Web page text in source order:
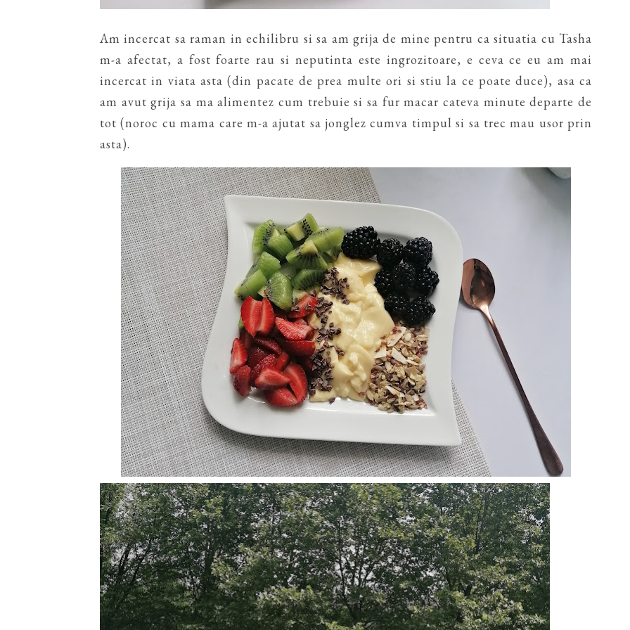
Am incercat sa raman in echilibru si sa am grija de mine pentru ca situatia cu Tasha
m-a afectat, a fost foarte rau si neputinta este ingrozitoare, e ceva ce eu am mai
incercat in viata asta (din pacate de prea multe ori si stiu la ce poate duce), asa ca
am avut grija sa ma alimentez cum trebuie si sa fur macar cateva minute departe de
tot (noroc cu mama care m-a ajutat sa jonglez cumva timpul si sa trec mau usor prin
asta).